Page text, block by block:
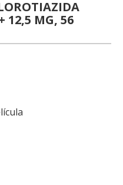
12,5 MG, 56